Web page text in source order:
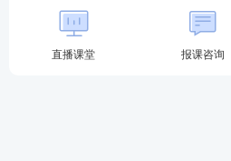
测试费用:61元/科
交费方式:网上交费
直播课堂 报课咨询